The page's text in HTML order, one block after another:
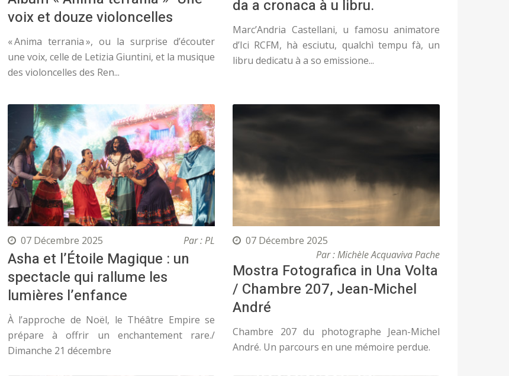
voix et douze violoncelles
« Anima terrania », ou la surprise d’écouter
une voix, celle de Letizia Giuntini, et la musique
des violoncelles des Ren...
da a cronaca à u libru.
Marc’Andria Castellani, u famosu animatore
d’Ici RCFM, hà esciutu, qualchì tempu fà, un
libru dedicatu à a so emissione...
07 Décembre 2025 Par : PL
Asha et l’Étoile Magique : un
spectacle qui rallume les
lumières l’enfance
À l’approche de Noël, le Théâtre Empire se
prépare à offrir un enchantement rare./
Dimanche 21 décembre
07 Décembre 2025
Par : Michèle Acquaviva Pache
Mostra Fotografica in Una Volta
/ Chambre 207, Jean-Michel
André
Chambre 207 du photographe Jean-Michel
André. Un parcours en une mémoire perdue.